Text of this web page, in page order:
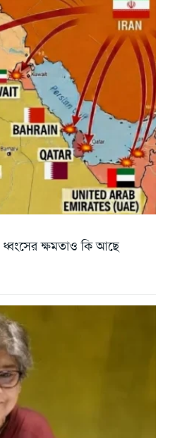
ধ্বংসের ক্ষমতাও কি আছে